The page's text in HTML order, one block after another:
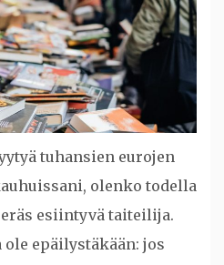
tuhansien eurojen
olenko todella
esiintyvä taiteilija.
ole epäilystäkään: jos